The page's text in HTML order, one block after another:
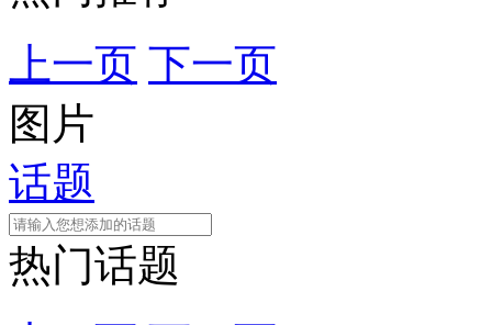
上一页 下一页
图片
话题
热门话题